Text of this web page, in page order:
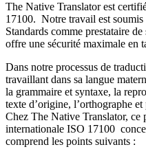
The Native Translator est
17100. Notre travail est
Standards comme prestataire
offre une sécurité maximale en
Dans notre processus de
travaillant dans sa langue
la grammaire et syntaxe, la
texte d’origine, l’orthographe
Chez The Native Translator, ce
internationale ISO 17100
comprend les points suivants :